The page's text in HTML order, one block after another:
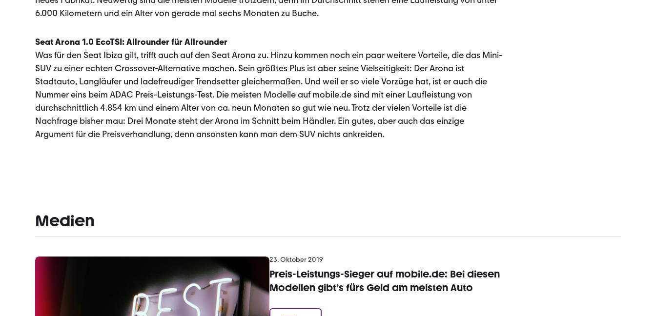
6.000 Kilometern und ein Alter von gerade mal sechs Monaten zu Buche.
Seat Arona 1.0 EcoTSI: Allrounder für Allrounder
Was für den Seat Ibiza gilt, trifft auch auf den Seat Arona zu. Hinzu kommen noch ein paar weitere Vorteile, die das Mini-
SUV zu einer echten Crossover-Alternative ma­chen. Sein größtes Plus ist aber seine Vielseitigkeit: Der Arona ist
Stadtauto, Langläu­fer und ladefreudiger Trendsetter gleichermaßen. Und weil er so viele Vorzüge hat, ist er auch die
Nummer eins beim ADAC Preis-Leistungs-Test. Die meisten Modelle auf mobile.de sind mit einer Laufleistung von
durchschnittlich 4.854 km und einem Alter von ca. neun Monaten so gut wie neu. Trotz der vielen Vorteile ist die
Nachfrage bisher mau: Drei Monate steht der Arona im Schnitt beim Händler. Ein gutes, aber auch das einzige
Argument für die Preisverhandlung, denn ansonsten kann man dem SUV nichts ankreiden.
Medien
23. Oktober 2019
Preis-Leistungs-Sieger auf mobile.de: Bei diesen
Modellen gibt’s fürs Geld am meisten Auto